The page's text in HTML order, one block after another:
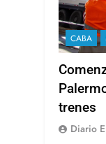
CABA
trenes
Diario